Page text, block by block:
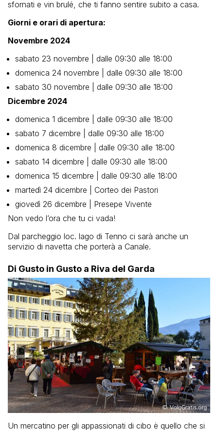
sfornati e vin brulé, che ti fanno sentire subito a casa.
Giorni e orari di apertura:
Novembre 2024
sabato 23 novembre | dalle 09:30 alle 18:00
domenica 24 novembre | dalle 09:30 alle 18:00
sabato 30 novembre | dalle 09:30 alle 18:00
Dicembre 2024
domenica 1 dicembre | dalle 09:30 alle 18:00
sabato 7 dicembre | dalle 09:30 alle 18:00
domenica 8 dicembre | dalle 09:30 alle 18:00
sabato 14 dicembre | dalle 09:30 alle 18:00
domenica 15 dicembre | dalle 09:30 alle 18:00
martedì 24 dicembre | Corteo dei Pastori
giovedì 26 dicembre | Presepe Vivente
Non vedo l’ora che tu ci vada!
Dal parcheggio loc. lago di Tenno ci sarà anche un
servizio di navetta che porterà a Canale.
Di Gusto in Gusto a Riva del Garda
Un mercatino per gli appassionati di cibo è quello che si